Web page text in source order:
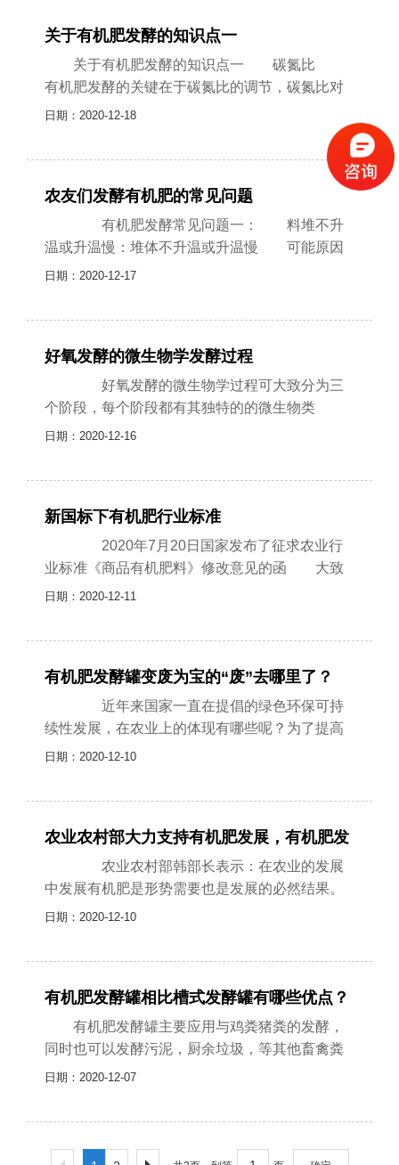
关于有机肥发酵的知识点一
关于有机肥发酵的知识点一 碳氮比
有机肥发酵的关键在于碳氮比的调节，碳氮比对
于微生物的生长有着重要作用，如果碳氮比过低
日期：2020-12-18
农友们发酵有机肥的常见问题
有机肥发酵常见问题一： 料堆不升
温或升温慢：堆体不升温或升温慢 可能原因
及解决方法： 1.原料含水率过高：配比物
日期：2020-12-17
好氧发酵的微生物学发酵过程
好氧发酵的微生物学过程可大致分为三
个阶段，每个阶段都有其独特的的微生物类
群： 1、产热阶段(中温阶段，升温阶段)发酵
日期：2020-12-16
新国标下有机肥行业标准
2020年7月20日国家发布了征求农业行
业标准《商品有机肥料》修改意见的函 大致
内容如下： 1、修改了标准名称 2、修改
日期：2020-12-11
有机肥发酵罐变废为宝的“废”去哪里了？
近年来国家一直在提倡的绿色环保可持
续性发展，在农业上的体现有哪些呢？为了提高
产量前十几年农户通常使用化肥来进行施肥，但
日期：2020-12-10
农业农村部大力支持有机肥发展，有机肥发
酵设备的春天来了！
农业农村部韩部长表示：在农业的发展
中发展有机肥是形势需要也是发展的必然结果。
在未来有机肥一定将会取代化肥。有机肥料富含
日期：2020-12-10
有机肥发酵罐相比槽式发酵罐有哪些优点？
有机肥发酵罐主要应用与鸡粪猪粪的发酵，
同时也可以发酵污泥，厨余垃圾，等其他畜禽粪
便的发酵（因为鸡粪和猪粪氮磷钾的含量比较
日期：2020-12-07